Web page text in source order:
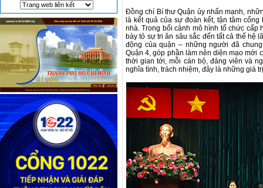
Đồng chí Bí thư Quận ủy nhấn mạnh,
là kết quả của sự đoàn kết, tận tâm
nhà. Trong bối cảnh mô hình tổ chức cấp
bày tỏ sự tri ân sâu sắc đến tất cả thế hệ
động của quận – những người đã
Quận 4, góp phần làm nên diện mạo mới
thời gian tới, mỗi cán bộ, đảng viên và
nghĩa tình, trách nhiệm, đây là những giá